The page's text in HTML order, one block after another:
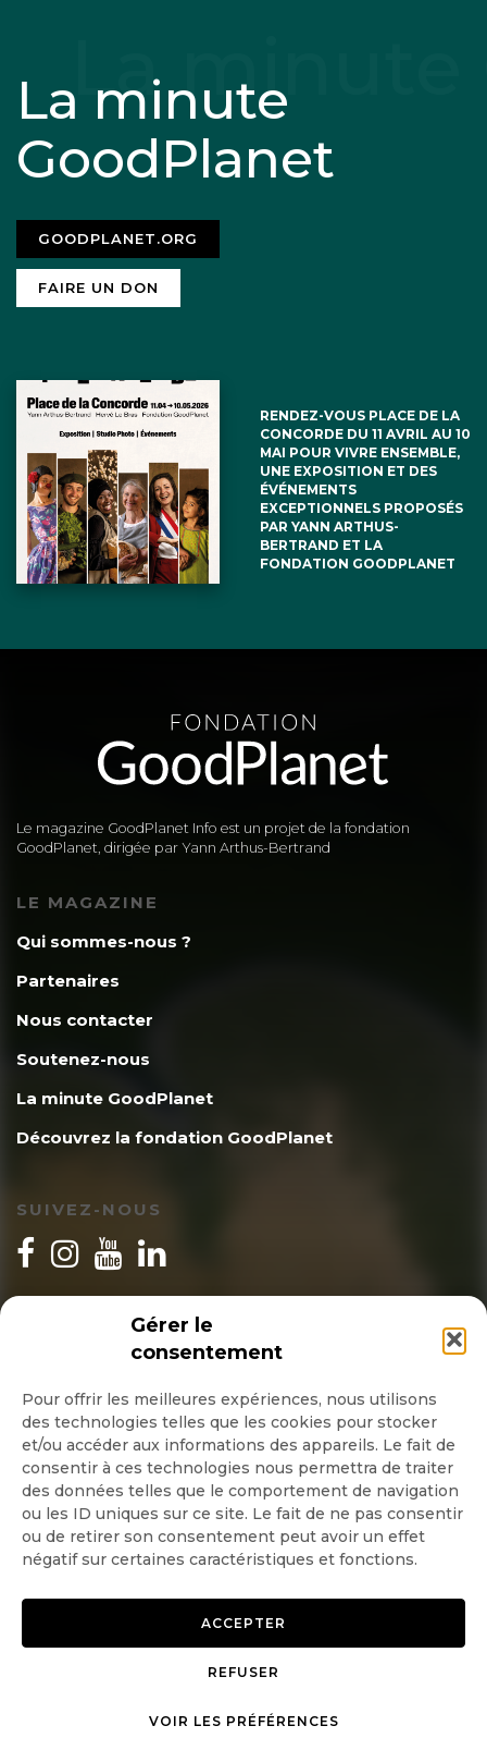
Gérer le
consentement
Pour offrir les meilleures expériences, nous utilisons
des technologies telles que les cookies pour stocker
et/ou accéder aux informations des appareils. Le fait de
consentir à ces technologies nous permettra de traiter
des données telles que le comportement de navigation
ou les ID uniques sur ce site. Le fait de ne pas consentir
ou de retirer son consentement peut avoir un effet
négatif sur certaines caractéristiques et fonctions.
ACCEPTER
REFUSER
VOIR LES PRÉFÉRENCES
La minute
GoodPlanet
GOODPLANET.ORG
FAIRE UN DON
RENDEZ-VOUS PLACE DE LA
CONCORDE DU 11 AVRIL AU 10
MAI POUR VIVRE ENSEMBLE,
UNE EXPOSITION ET DES
ÉVÉNEMENTS
EXCEPTIONNELS PROPOSÉS
PAR YANN ARTHUS-
BERTRAND ET LA
FONDATION GOODPLANET
Le magazine GoodPlanet Info est un projet de la fondation
GoodPlanet, dirigée par Yann Arthus-Bertrand
LE MAGAZINE
Qui sommes-nous ?
Partenaires
Nous contacter
Soutenez-nous
La minute GoodPlanet
Découvrez la fondation GoodPlanet
SUIVEZ-NOUS
INSCRIPTION NEWSLETTER
Quotidienne
Hebdo
OK
Politique de confidentialité